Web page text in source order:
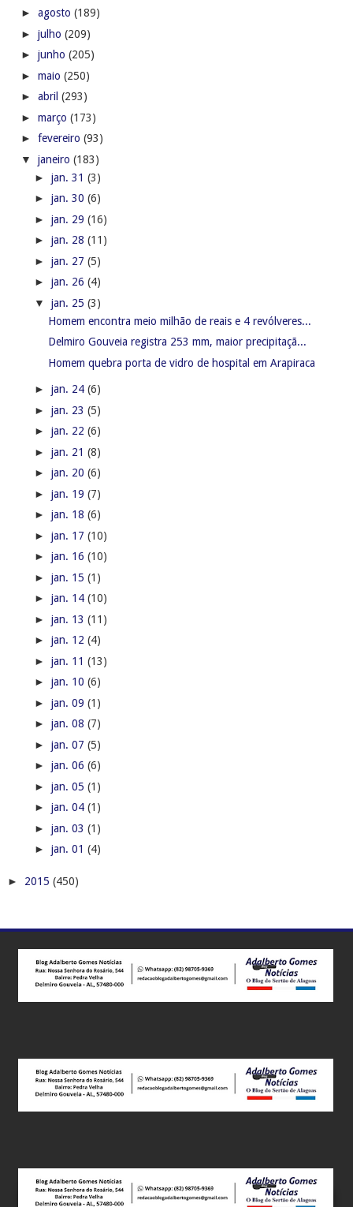
► agosto (189)
► julho (209)
► junho (205)
► maio (250)
► abril (293)
► março (173)
► fevereiro (93)
▼ janeiro (183)
► jan. 31 (3)
► jan. 30 (6)
► jan. 29 (16)
► jan. 28 (11)
► jan. 27 (5)
► jan. 26 (4)
▼ jan. 25 (3)
Homem encontra meio milhão de reais e 4 revólveres...
Delmiro Gouveia registra 253 mm, maior precipitaçã...
Homem quebra porta de vidro de hospital em Arapiraca
► jan. 24 (6)
► jan. 23 (5)
► jan. 22 (6)
► jan. 21 (8)
► jan. 20 (6)
► jan. 19 (7)
► jan. 18 (6)
► jan. 17 (10)
► jan. 16 (10)
► jan. 15 (1)
► jan. 14 (10)
► jan. 13 (11)
► jan. 12 (4)
► jan. 11 (13)
► jan. 10 (6)
► jan. 09 (1)
► jan. 08 (7)
► jan. 07 (5)
► jan. 06 (6)
► jan. 05 (1)
► jan. 04 (1)
► jan. 03 (1)
► jan. 01 (4)
► 2015 (450)